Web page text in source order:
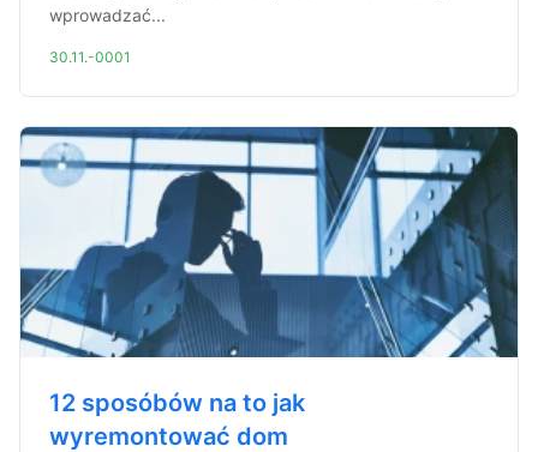
wprowadzać...
30.11.-0001
12 sposóbów na to jak
wyremontować dom